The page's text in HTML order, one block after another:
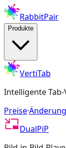
RabbitPair
Produkte
VertiTab
Intelligente
Preise·
DualPiP